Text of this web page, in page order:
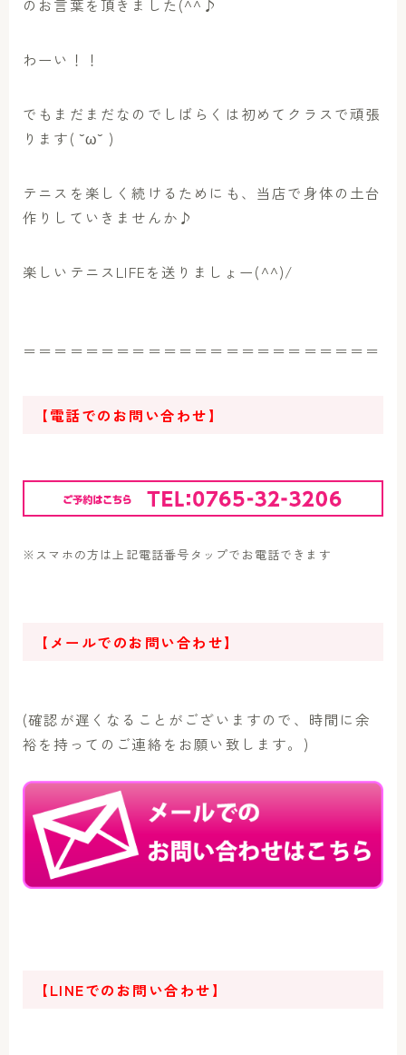
のお言葉を頂きました(^^♪
わーい！！
でもまだまだなのでしばらくは初めてクラスで頑張
ります( ˘ω˘ )
テニスを楽しく続けるためにも、当店で身体の土台
作りしていきませんか♪
楽しいテニスLIFEを送りましょー(^^)/
＝＝＝＝＝＝＝＝＝＝＝＝＝＝＝＝＝＝＝＝＝＝＝
【電話でのお問い合わせ】
※スマホの方は上記電話番号タップでお電話できます
【メールでのお問い合わせ】
(確認が遅くなることがございますので、時間に余
裕を持ってのご連絡をお願い致します。)
【LINEでのお問い合わせ】